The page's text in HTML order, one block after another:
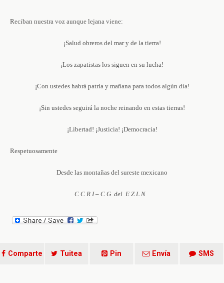
Reciban nuestra voz aunque lejana viene:
¡Salud obreros del mar y de la tierra!
¡Los zapatistas los siguen en su lucha!
¡Con ustedes habrá patria y mañana para todos algún día!
¡Sin ustedes seguirá la noche reinando en estas tierras!
¡Libertad! ¡Justicia! ¡Democracia!
Respetuosamente
Desde las montañas del sureste mexicano
C C R I – C G del E Z L N
Comparte Tuitea Pin Envía SMS